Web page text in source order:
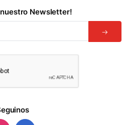
Newsletter!